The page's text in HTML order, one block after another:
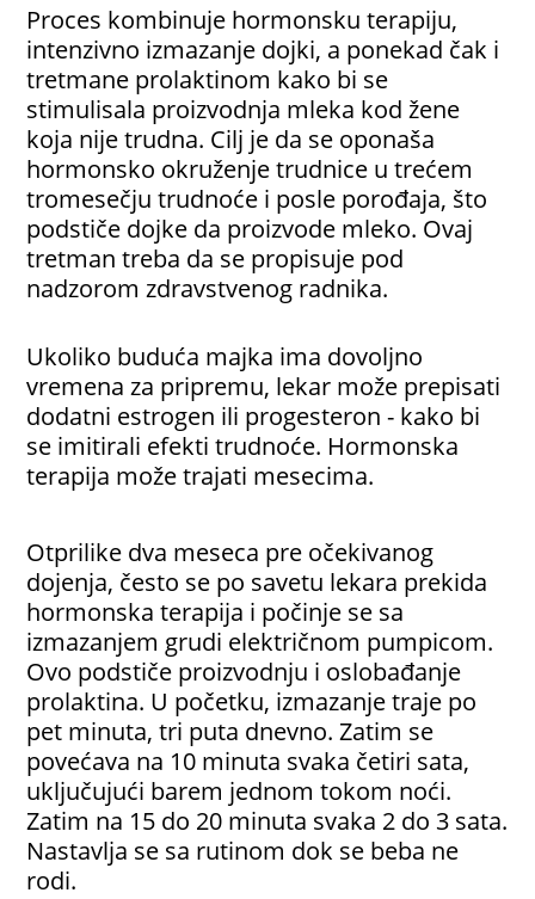
Proces kombinuje hormonsku terapiju,
intenzivno izmazanje dojki, a ponekad čak i
tretmane prolaktinom kako bi se
stimulisala proizvodnja mleka kod žene
koja nije trudna. Cilj je da se oponaša
hormonsko okruženje trudnice u trećem
tromesečju trudnoće i posle porođaja, što
podstiče dojke da proizvode mleko. Ovaj
tretman treba da se propisuje pod
nadzorom zdravstvenog radnika.
Ukoliko buduća majka ima dovoljno
vremena za pripremu, lekar može prepisati
dodatni estrogen ili progesteron - kako bi
se imitirali efekti trudnoće. Hormonska
terapija može trajati mesecima.
Otprilike dva meseca pre očekivanog
dojenja, često se po savetu lekara prekida
hormonska terapija i počinje se sa
izmazanjem grudi električnom pumpicom.
Ovo podstiče proizvodnju i oslobađanje
prolaktina. U početku, izmazanje traje po
pet minuta, tri puta dnevno. Zatim se
povećava na 10 minuta svaka četiri sata,
uključujući barem jednom tokom noći.
Zatim na 15 do 20 minuta svaka 2 do 3 sata.
Nastavlja se sa rutinom dok se beba ne
rodi.